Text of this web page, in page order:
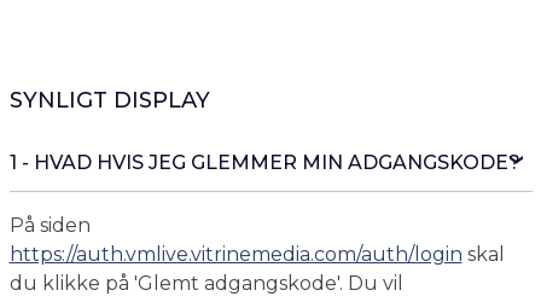
SYNLIGT DISPLAY
1 - HVAD HVIS JEG GLEMMER MIN ADGANGSKODE?
På siden
https://auth.vmlive.vitrinemedia.com/auth/login skal
du klikke på 'Glemt adgangskode'. Du vil